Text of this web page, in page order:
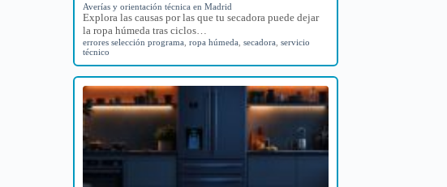
Averías y orientación técnica en Madrid
Explora las causas por las que tu secadora puede dejar
la ropa húmeda tras ciclos…
errores selección programa ,ropa húmeda ,secadora ,servicio
técnico